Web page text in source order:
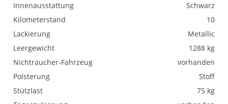
Innenausstattung
Schwarz
Kilometerstand
10
Lackierung
Metallic
Leergewicht
1288 kg
Nichtraucher-Fahrzeug
vorhanden
Polsterung
Stoff
Stützlast
75 kg